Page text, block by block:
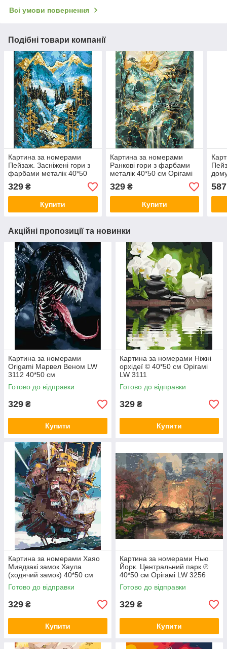
Всі умови повернення
Подібні товари компанії
Картина за номерами
Пейзаж. Засніжені гори з
фарбами металік 40*50
см Орігамі LW 3407
329 ₴
Купити
Картина за номерами
Ранкові гори з фарбами
металік 40*50 см Орігамі
LW 3452
329₴
Купити
LW
587
Акційні пропозиції та новинки
Картина за номерами
Origami Марвел Веном LW
3112 40*50 см
Готово до відправки
329 ₴
Купити
Картина за номерами Ніжні
орхідеї © 40*50 см Орігамі
LW 3111
Готово до відправки
329 ₴
Купити
Картина за номерами Хаяо
Миядзакі замок Хаула
(ходячий замок) 40*50 см
Орігамі LW 3156
Готово до відправки
329 ₴
Купити
Картина за номерами Нью
Йорк. Центральний парк ℗
40*50 см Орігамі LW 3256
Готово до відправки
329 ₴
Купити